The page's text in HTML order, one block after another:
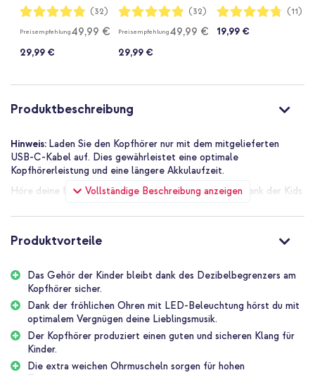
Leopardenmuster
Dezibelbegrenzer -
Mit AUX-kabel -
Bewertung:
97%
(32)
Preisempfehlung49,99 €
29,99 €
Dezibelbegrenzer -
Lavender Lilac
Bewertung:
97%
(32)
Preisempfehlung49,99 €
29,99 €
Dezibelbegrenzer -
Bewertung:
95%
(11)
19,99 €
Produktbeschreibung
Vollständige Beschreibung anzeigen
Hinweis: Laden Sie den Kopfhörer nur mit dem mitgelieferten
USB-C-Kabel auf. Dies gewährleistet eine optimale
Kopfhörerleistung und eine längere Akkulaufzeit.
Höre deine Lieblingsmusik mit optimalem Vergnügen dank der Kids
mit einem Horn und Ohren ausgestattet. Die Ohren leuchten dank
Klangqualität und ist sicher für Kinderohren, da er über einen
Dank der extra weichen Ohrmuscheln, die das gesamte Ohr
bedecken, werden Umgebungsgeräusche gedämpft. So kannst du
ungestört deine Lieblingsmusik hören, einen Film ansehen oder
dich ganz auf deine Hausaufgaben konzentrieren. Dank des
drahtlosen Designs können Kinder mit den Kopfhörern in der
ganzen Wohnung herumlaufen, spielen oder tanzen. Der Kopfhörer
hat eine Reichweite von bis zu 10 Metern! Die Kopfhörer lassen
sich einfach per Bluetooth mit deinem Smartphone, Tablet oder
Produktvorteile
Das Gehör der Kinder bleibt dank des Dezibelbegrenzers am
Kopfhörer sicher.
Dank der fröhlichen Ohren mit LED-Beleuchtung hörst du mit
optimalem Vergnügen deine Lieblingsmusik.
Der Kopfhörer produziert einen guten und sicheren Klang für
Kinder.
Die extra weichen Ohrmuscheln sorgen für hohen